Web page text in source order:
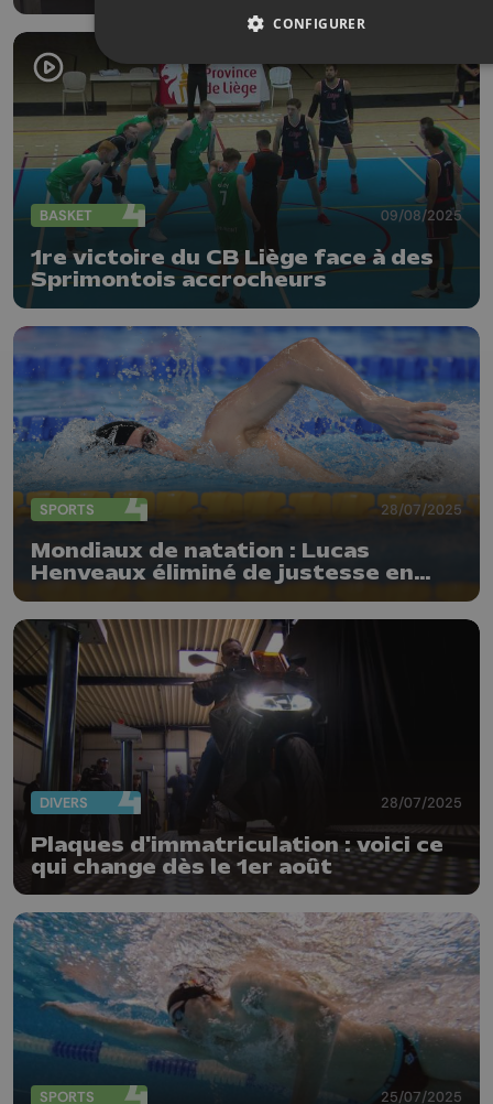
BASKET 09/08/2025
1re victoire du CB Liège face à des
Sprimontois accrocheurs
SPORTS 28/07/2025
Mondiaux de natation : Lucas
Henveaux éliminé de justesse en
DIVERS 28/07/2025
Plaques d'immatriculation : voici ce
qui change dès le 1er août
SPORTS 25/07/2025
CONFIGURER